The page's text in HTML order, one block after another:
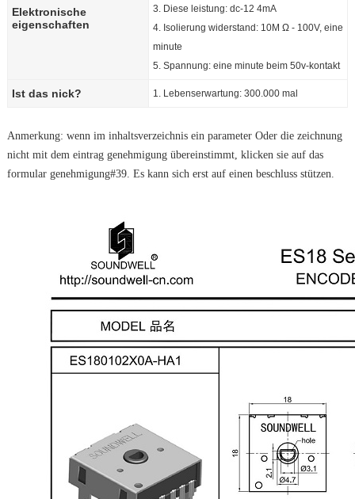
Elektronische
eigenschaften
3. Diese leistung: dc-12 4mA
4. Isolierung widerstand: 10M Ω - 100V, eine
minute
5. Spannung: eine minute beim 50v-kontakt
Ist das nick? 1. Lebenserwartung: 300.000 mal
Anmerkung: wenn im inhaltsverzeichnis ein parameter Oder die zeichnung
nicht mit dem eintrag genehmigung übereinstimmt, klicken sie auf das
formular genehmigung#39. Es kann sich erst auf einen beschluss stützen.